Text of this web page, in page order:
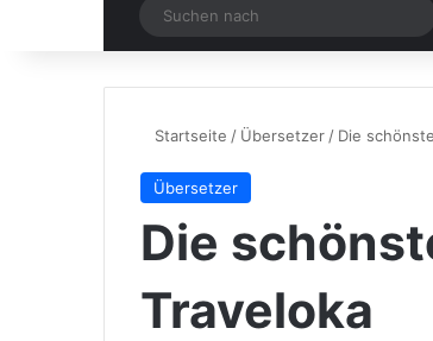
Zufälliger Artikel
Startseite / Übersetzer / Die
Übersetzer
Die
Traveloka